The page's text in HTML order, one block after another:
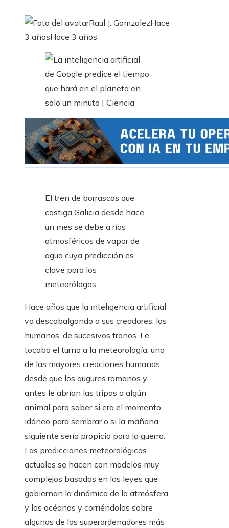
Raul J. GomzalezHace
3 añosHace 3 años
El tren de borrascas que
castiga Galicia desde hace
un mes se debe a ríos
atmosféricos de vapor de
agua cuya predicción es
clave para los
meteorólogos.
Hace años que la inteligencia artificial
va descabalgando a sus creadores, los
humanos, de sucesivos tronos. Le
tocaba el turno a la meteorología, una
de las mayores creaciones humanas
desde que los augures romanos y
antes le abrían las tripas a algún
animal para saber si era el momento
idóneo para sembrar o si la mañana
siguiente sería propicia para la guerra.
Las predicciones meteorológicas
actuales se hacen con modelos muy
complejos basados en las leyes que
gobiernan la dinámica de la atmósfera
y los océanos y corriéndolos sobre
algunos de los superordenadores más